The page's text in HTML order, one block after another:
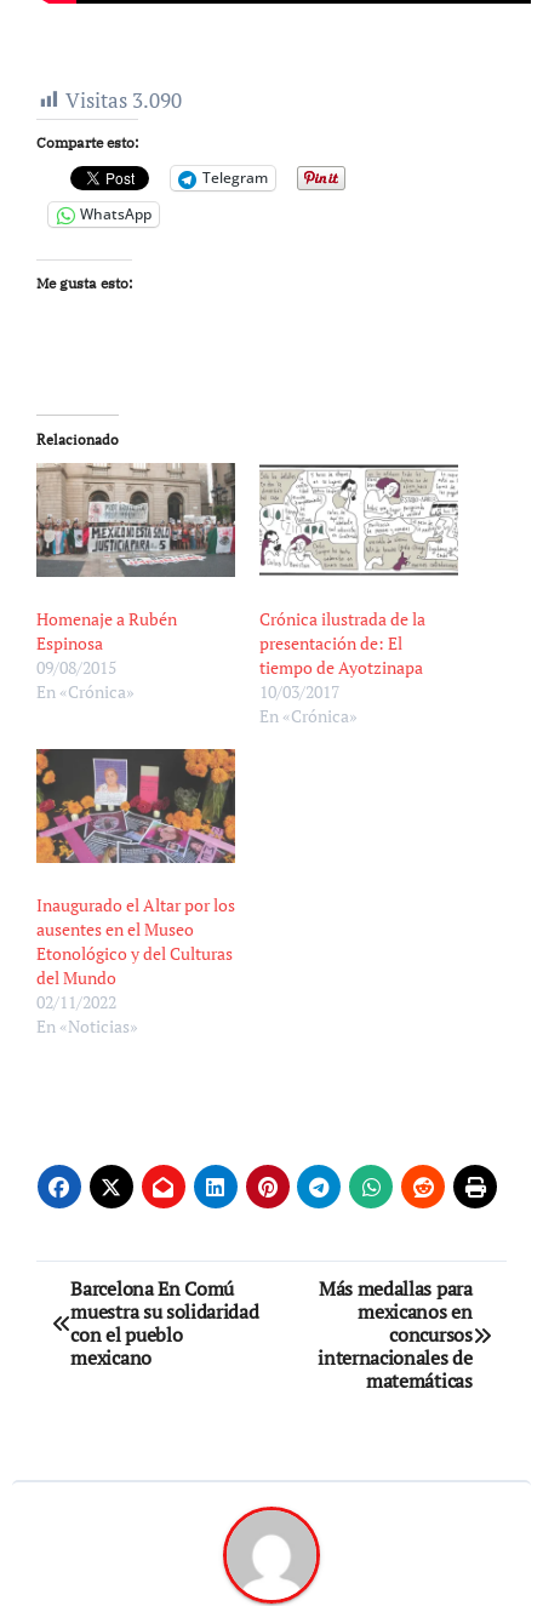
Visitas 3.090
Comparte esto:
Telegram
WhatsApp
Me gusta esto:
Relacionado
Homenaje a Rubén
Espinosa
09/08/2015
En «Crónica»
Crónica ilustrada de la
presentación de: El
tiempo de Ayotzinapa
10/03/2017
En «Crónica»
Inaugurado el Altar por los
ausentes en el Museo
Etonológico y del Culturas
del Mundo
02/11/2022
En «Noticias»
Navegación
de
Barcelona En Comú
muestra su solidaridad
con el pueblo
mexicano
Más medallas para
mexicanos en
concursos
internacionales de
matemáticas